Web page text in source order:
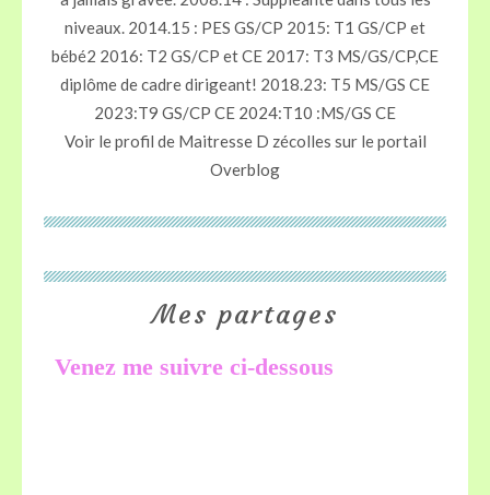
niveaux. 2014.15 : PES GS/CP 2015: T1 GS/CP et
bébé2 2016: T2 GS/CP et CE 2017: T3 MS/GS/CP,CE
diplôme de cadre dirigeant! 2018.23: T5 MS/GS CE
2023:T9 GS/CP CE 2024:T10 :MS/GS CE
Voir le profil de Maitresse D zécolles sur le portail
Overblog
Mes partages
Venez me suivre ci-dessous